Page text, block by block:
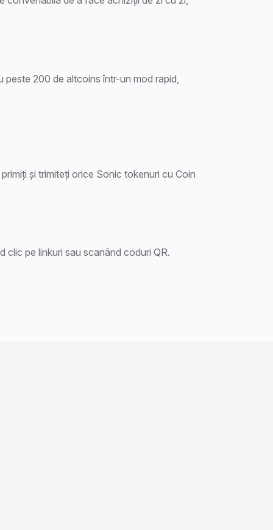
peste 200 de altcoins într-un mod rapid,
și trimiteți orice Sonic tokenuri cu Coin
clic pe linkuri sau scanând coduri QR.